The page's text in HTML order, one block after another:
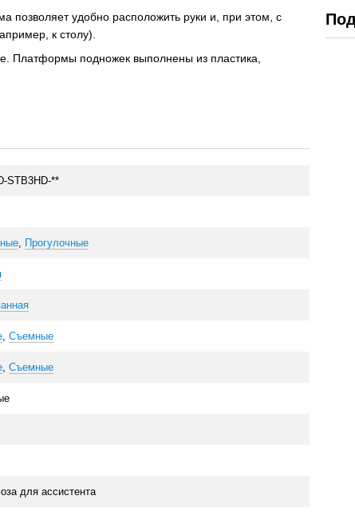
удобно расположить руки и, при этом, с
к столу).
Платформы подножек выполнены из пластика,
STB3HD-**
Прогулочные
Съемные
Съемные
для ассистента